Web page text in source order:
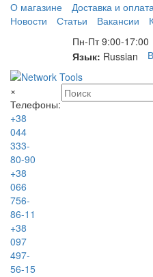
О магазине Доставка и
Новости
Статьи Вакансии
Пн-Пт 9:00-17:00
Язык: Russian
×
Телефоны:
+38
044
333-
80-90
+38
066
756-
86-11
+38
097
497-
56-15